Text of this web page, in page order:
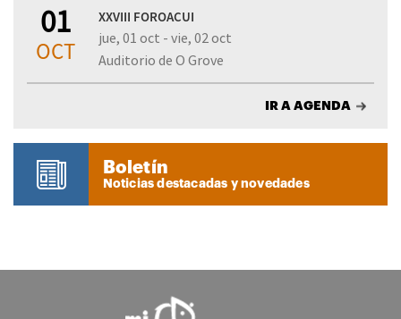
01
OCT
XXVIII FOROACUI
jue, 01 oct - vie, 02 oct
Auditorio de O Grove
IR A AGENDA
Boletín
Noticias destacadas y novedades